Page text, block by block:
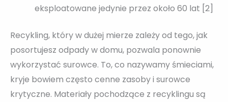
eksploatowane jedynie przez około 60 lat [2]
Recykling, który w dużej mierze zależy od tego, jak
posortujesz odpady w domu, pozwala ponownie
wykorzystać surowce. To, co nazywamy śmieciami,
kryje bowiem często cenne zasoby i surowce
krytyczne. Materiały pochodzące z recyklingu są